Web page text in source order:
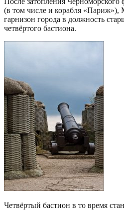
(в том числе и корабля «Париж»),
гарнизон города в должность
четвёртого бастиона.
Четвёртый бастион в то время